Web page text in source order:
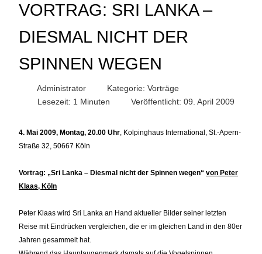
VORTRAG: SRI LANKA –
DIESMAL NICHT DER
SPINNEN WEGEN
Administrator Kategorie: Vorträge
Lesezeit: 1 Minuten
Veröffentlicht: 09. April 2009
4. Mai 2009, Montag, 20.00 Uhr, Kolpinghaus International, St.-Apern-
Straße 32, 50667 Köln
Vortrag: „Sri Lanka – Diesmal nicht der Spinnen wegen“ von Peter
Klaas, Köln
Peter Klaas wird Sri Lanka an Hand aktueller Bilder seiner letzten
Reise mit Eindrücken vergleichen, die er im gleichen Land in den 80er
Jahren gesammelt hat.